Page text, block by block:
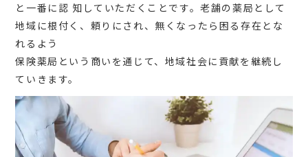
と⼀番に認 知していただくことです。⽼舗の薬局として
地域に根付く、頼りにされ、無くなったら困る存在とな
れるよう
保険薬局という商いを通じて、地域社会に貢献を継続し
ていきます。